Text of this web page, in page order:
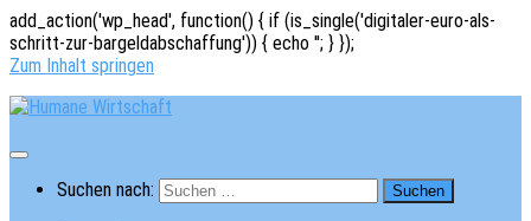
add_action('wp_head', function() { if (is_single('digitaler-euro-als-
schritt-zur-bargeldabschaffung')) { echo ''; } });
Zum Inhalt springen
Suchen nach: